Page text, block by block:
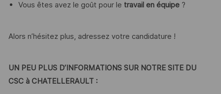
Vous êtes avez le goût pour le travail en équipe?
Alors n’hésitez plus, adressez votre candidature !
UN PEU PLUS D’INFORMATIONS SUR NOTRE SITE DU
CSC à CHATELLERAULT :